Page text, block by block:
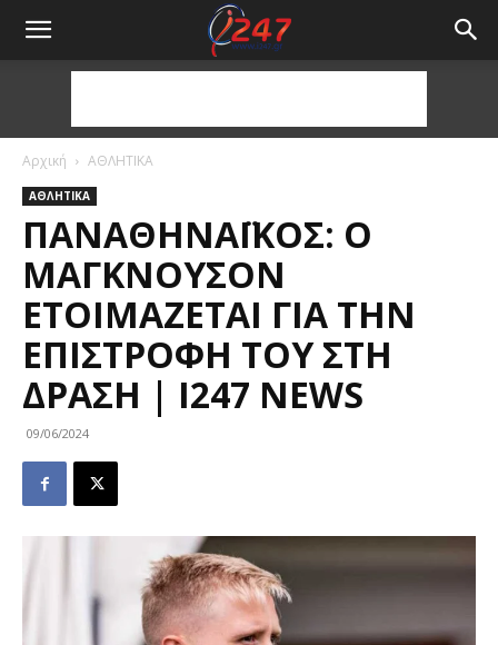
Αρχική ΑΘΛΗΤΙΚΑ
ΑΘΛΗΤΙΚΑ
ΠΑΝΑΘΗΝΑΪΚΌΣ: Ο
ΜΆΓΚΝΟΥΣΟΝ
ΕΤΟΙΜΆΖΕΤΑΙ ΓΙΑ ΤΗΝ
ΕΠΙΣΤΡΟΦΉ ΤΟΥ ΣΤΗ
ΔΡΆΣΗ | I247 NEWS
09/06/2024